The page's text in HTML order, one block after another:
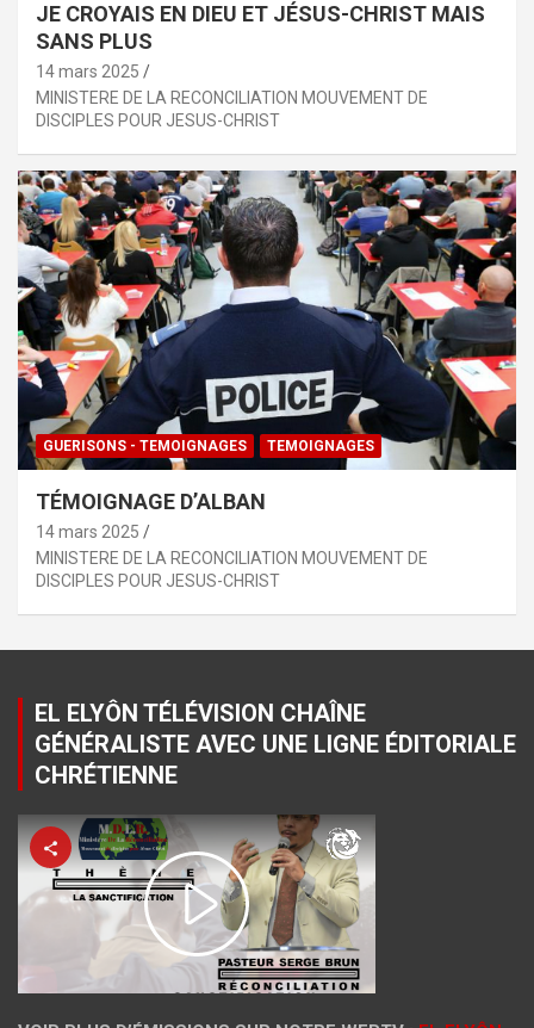
JE CROYAIS EN DIEU ET JÉSUS-CHRIST MAIS
SANS PLUS
14 mars 2025
MINISTERE DE LA RECONCILIATION MOUVEMENT DE
DISCIPLES POUR JESUS-CHRIST
GUERISONS - TEMOIGNAGES TEMOIGNAGES
TÉMOIGNAGE D’ALBAN
14 mars 2025
MINISTERE DE LA RECONCILIATION MOUVEMENT DE
DISCIPLES POUR JESUS-CHRIST
EL ELYÔN TÉLÉVISION CHAÎNE
GÉNÉRALISTE AVEC UNE LIGNE ÉDITORIALE
CHRÉTIENNE